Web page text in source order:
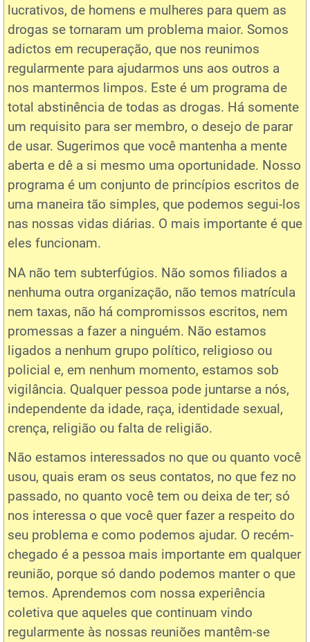
lucrativos, de homens e mulheres para quem as
drogas se tornaram um problema maior. Somos
adictos em recuperação, que nos reunimos
regularmente para ajudarmos uns aos outros a
nos mantermos limpos. Este é um programa de
total abstinência de todas as drogas. Há somente
um requisito para ser membro, o desejo de parar
de usar. Sugerimos que você mantenha a mente
aberta e dê a si mesmo uma oportunidade. Nosso
programa é um conjunto de princípios escritos de
uma maneira tão simples, que podemos segui-los
nas nossas vidas diárias. O mais importante é que
eles funcionam.
NA não tem subterfúgios. Não somos filiados a
nenhuma outra organização, não temos matrícula
nem taxas, não há compromissos escritos, nem
promessas a fazer a ninguém. Não estamos
ligados a nenhum grupo político, religioso ou
policial e, em nenhum momento, estamos sob
vigilância. Qualquer pessoa pode juntarse a nós,
independente da idade, raça, identidade sexual,
crença, religião ou falta de religião.
Não estamos interessados no que ou quanto você
usou, quais eram os seus contatos, no que fez no
passado, no quanto você tem ou deixa de ter; só
nos interessa o que você quer fazer a respeito do
seu problema e como podemos ajudar. O recém-
chegado é a pessoa mais importante em qualquer
reunião, porque só dando podemos manter o que
temos. Aprendemos com nossa experiência
coletiva que aqueles que continuam vindo
regularmente às nossas reuniões mantêm-se